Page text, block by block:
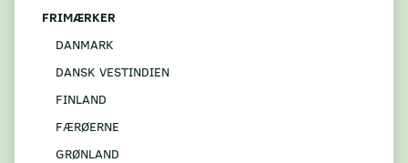
FRIMÆRKER
DANMARK
DANSK VESTINDIEN
FINLAND
FÆRØERNE
GRØNLAND